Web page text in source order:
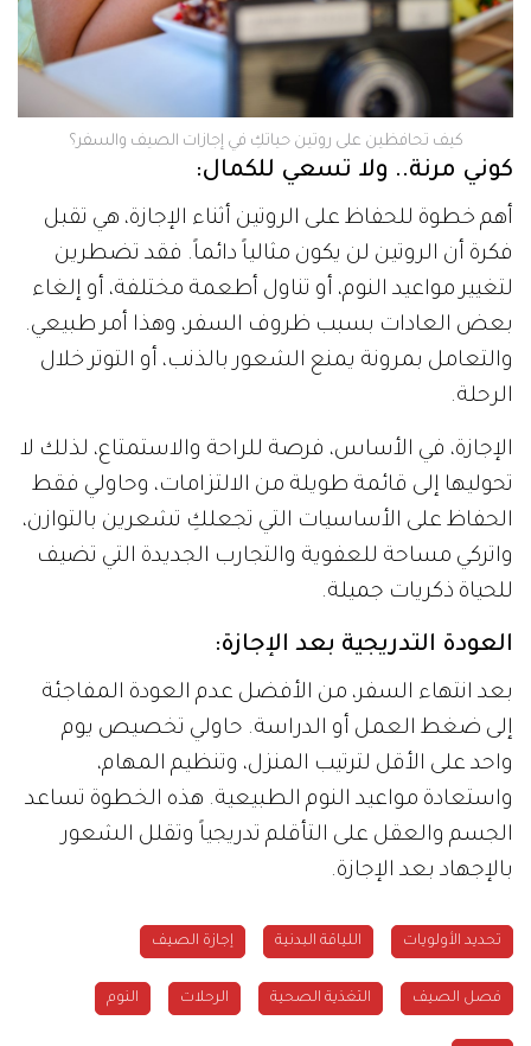
كيف تحافظين على روتين حياتكِ في إجازات الصيف والسفر؟
كوني مرنة.. ولا تسعي للكمال:
أهم خطوة للحفاظ على الروتين أثناء الإجازة، هي تقبل
فكرة أن الروتين لن يكون مثالياً دائماً. فقد تضطرين
لتغيير مواعيد النوم، أو تناول أطعمة مختلفة، أو إلغاء
بعض العادات بسبب ظروف السفر، وهذا أمر طبيعي.
والتعامل بمرونة يمنع الشعور بالذنب، أو التوتر خلال
الرحلة.
الإجازة، في الأساس، فرصة للراحة والاستمتاع، لذلك لا
تحوليها إلى قائمة طويلة من الالتزامات، وحاولي فقط
الحفاظ على الأساسيات التي تجعلكِ تشعرين بالتوازن،
واتركي مساحة للعفوية والتجارب الجديدة التي تضيف
للحياة ذكريات جميلة.
العودة التدريجية بعد الإجازة:
بعد انتهاء السفر، من الأفضل عدم العودة المفاجئة
إلى ضغط العمل أو الدراسة. حاولي تخصيص يوم
واحد على الأقل لترتيب المنزل، وتنظيم المهام،
واستعادة مواعيد النوم الطبيعية. هذه الخطوة تساعد
الجسم والعقل على التأقلم تدريجياً وتقلل الشعور
بالإجهاد بعد الإجازة.
تحديد الأولويات اللياقة البدنية إجازة الصيف
فصل الصيف التغذية الصحية الرحلات النوم